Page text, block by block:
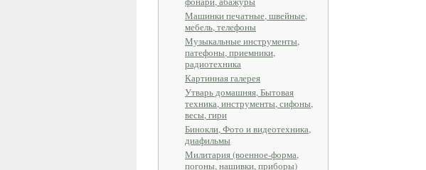
Машинки печатные, швейные,
мебель, телефоны
Музыкальные инструменты,
патефоны, приемники,
радиотехника
Картинная галерея
Утварь домашняя, Бытовая
техника, инструменты, сифоны,
весы, гири
Бинокли, Фото и видеотехника,
диафильмы
Милитария (военное-форма,
погоны, нашивки, приборы)